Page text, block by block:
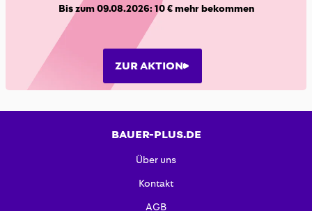
Bis zum 09.08.2026: 10 € mehr bekommen
ZUR AKTION
BAUER-PLUS.DE
Über uns
Kontakt
AGB